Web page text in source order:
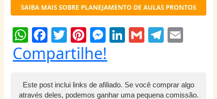
W
h
at
s
F
a
c
e
T
w
itt
er
Pi
nt
er
e
M
e
ss
e
Li
n
e
G
m
l
T
el
g l
Compartilhe!
Este post inclui links de afiliado. Se você comprar algo
através deles, podemos ganhar uma pequena comissão.